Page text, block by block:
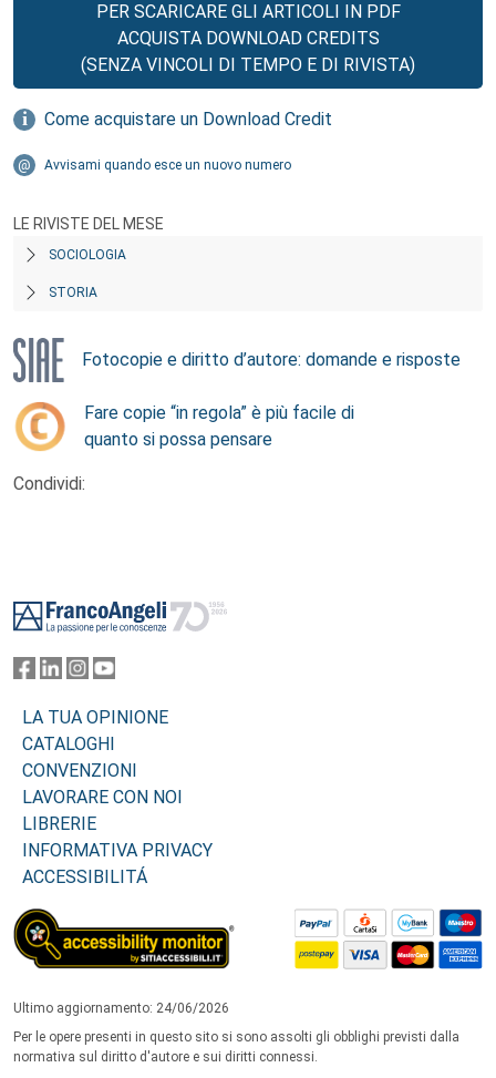
PER SCARICARE GLI ARTICOLI IN PDF
ACQUISTA DOWNLOAD CREDITS
(SENZA VINCOLI DI TEMPO E DI RIVISTA)
Come acquistare un Download Credit
Avvisami quando esce un nuovo numero
LE RIVISTE DEL MESE
SOCIOLOGIA
STORIA
Fotocopie e diritto d’autore: domande e risposte
Fare copie “in regola” è più facile di
quanto si possa pensare
Condividi:
LA TUA OPINIONE
CATALOGHI
CONVENZIONI
LAVORARE CON NOI
LIBRERIE
INFORMATIVA PRIVACY
ACCESSIBILITÁ
Ultimo aggiornamento: 24/06/2026
Per le opere presenti in questo sito si sono assolti gli obblighi previsti dalla
normativa sul diritto d'autore e sui diritti connessi.